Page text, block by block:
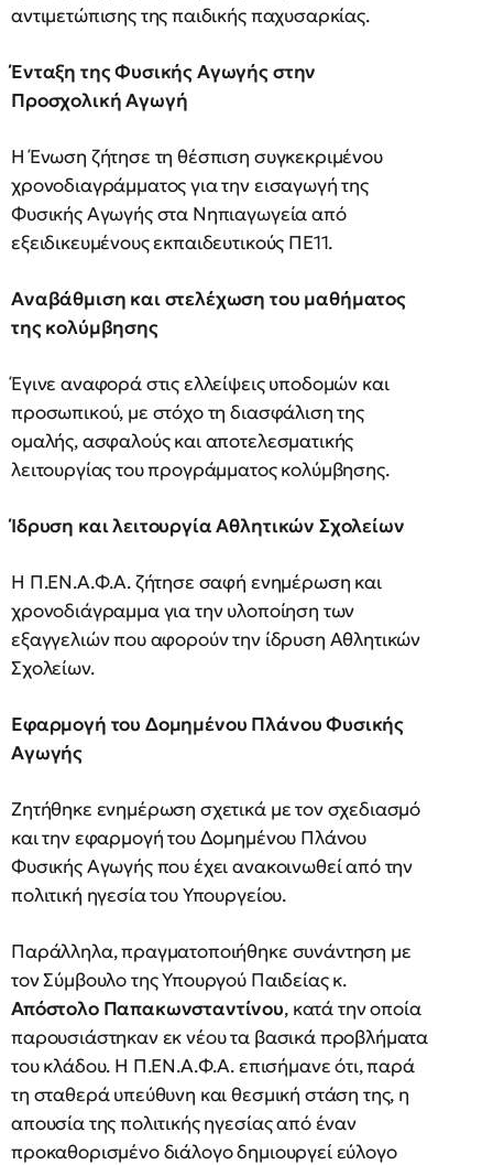
αντιμετώπισης της παιδικής παχυσαρκίας.
Ένταξη της Φυσικής Αγωγής στην
Προσχολική Αγωγή
Η Ένωση ζήτησε τη θέσπιση συγκεκριμένου
χρονοδιαγράμματος για την εισαγωγή της
Φυσικής Αγωγής στα Νηπιαγωγεία από
εξειδικευμένους εκπαιδευτικούς ΠΕ11.
Αναβάθμιση και στελέχωση του μαθήματος
της κολύμβησης
Έγινε αναφορά στις ελλείψεις υποδομών και
προσωπικού, με στόχο τη διασφάλιση της
ομαλής, ασφαλούς και αποτελεσματικής
λειτουργίας του προγράμματος κολύμβησης.
Ίδρυση και λειτουργία Αθλητικών Σχολείων
Η Π.ΕΝ.Α.Φ.Α. ζήτησε σαφή ενημέρωση και
χρονοδιάγραμμα για την υλοποίηση των
εξαγγελιών που αφορούν την ίδρυση Αθλητικών
Σχολείων.
Εφαρμογή του Δομημένου Πλάνου Φυσικής
Αγωγής
Ζητήθηκε ενημέρωση σχετικά με τον σχεδιασμό
και την εφαρμογή του Δομημένου Πλάνου
Φυσικής Αγωγής που έχει ανακοινωθεί από την
πολιτική ηγεσία του Υπουργείου.
Παράλληλα, πραγματοποιήθηκε συνάντηση με
τον Σύμβουλο της Υπουργού Παιδείας κ.
Απόστολο Παπακωνσταντίνου, κατά την οποία
παρουσιάστηκαν εκ νέου τα βασικά προβλήματα
του κλάδου. Η Π.ΕΝ.Α.Φ.Α. επισήμανε ότι, παρά
τη σταθερά υπεύθυνη και θεσμική στάση της, η
απουσία της πολιτικής ηγεσίας από έναν
προκαθορισμένο διάλογο δημιουργεί εύλογο